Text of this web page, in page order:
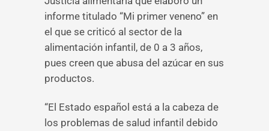
informe titulado “Mi primer veneno” en
el que se criticó al sector de la
alimentación infantil, de 0 a 3 años,
pues creen que abusa del azúcar en sus
productos.
“El Estado español está a la cabeza de
los problemas de salud infantil debido